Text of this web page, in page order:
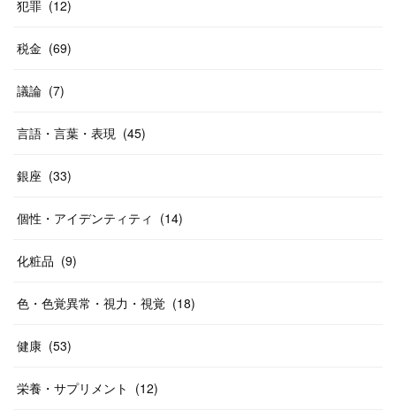
犯罪 (12)
税金 (69)
議論 (7)
言語・言葉・表現 (45)
銀座 (33)
個性・アイデンティティ (14)
化粧品 (9)
色・色覚異常・視力・視覚 (18)
健康 (53)
栄養・サプリメント (12)